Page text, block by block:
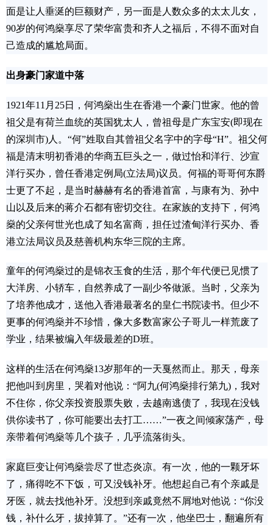
面是让人垂涎的巨额财产，另一面是人数众多的太太儿女，
90岁的何鸿燊享尽了荣华富贵和齐人之福后，不得不面对自
己造成的尴尬局面。
出身豪门家道中落
1921年11月25日，何鸿燊出生在香港一个豪门世家。他的曾
祖父是有荷兰血统的英国犹太人，曾祖母是广东宝安(即现在
的深圳市)人。“何”姓取自其曾祖父名字中的字母“H”。祖父何
福是清末明初香港的华商五巨头之一，做过怡和洋行、沙宣
洋行买办，曾任香港定例局(立法局)议员。何福的哥哥何东爵
士更了不起，是当时赫赫有名的香港首富，与康有为、孙中
山以及后来的蒋介石都有密切交往。在家族的支持下，何鸿
燊的父亲何世光也成了知名富商，担任过渣甸洋行买办、香
港立法局议员及慈善机构东华三院的主席。
童年的何鸿燊过的是锦衣玉食的生活，那个年代便已见惯了
大洋房、小轿车，自然养成了一副少爷做派。当时，父亲为
了培养他成才，送他入香港最著名的皇仁书院读书。但少不
更事的何鸿燊并不珍惜，像大多数富家公子哥儿一样荒废了
学业，结果被编入年级最差的D班。
这样的生活在何鸿燊13岁那年的一天戛然而止。那天，母亲
把他叫到房里，哭着对他说：“阿九(何鸿燊排行第九)，我对
不住你，你父亲投资股票失败，去越南逃债了，我现在没钱
供你读书了，你可能要出去打工……”一夜之间倾家荡产，母
亲带着何鸿燊等几个孩子，几乎流落街头。
家庭巨变让何鸿燊尝尽了世态炎凉。有一次，他的一颗牙坏
了，痛得吃不下饭，可又没钱补牙。他想起自己有个亲戚是
牙医，就去找他补牙。没想到亲戚竟然不屑地对他说：“你没
钱，补什么牙，拔掉算了。”还有一次，他坐巴士，翻遍所有